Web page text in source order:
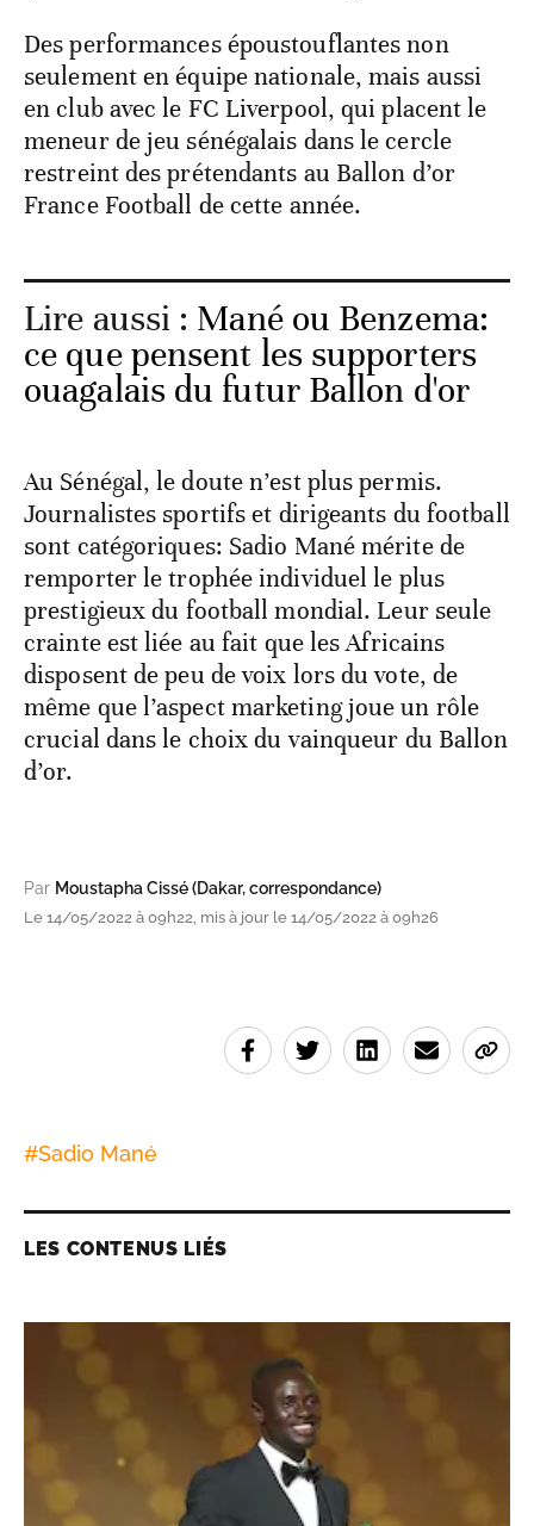
Des performances époustouflantes non
seulement en équipe nationale, mais aussi
en club avec le FC Liverpool, qui placent le
meneur de jeu sénégalais dans le cercle
restreint des prétendants au Ballon d’or
France Football de cette année.
Lire aussi : Mané ou Benzema:
ce que pensent les supporters
ouagalais du futur Ballon d'or
Au Sénégal, le doute n’est plus permis.
Journalistes sportifs et dirigeants du football
sont catégoriques: Sadio Mané mérite de
remporter le trophée individuel le plus
prestigieux du football mondial. Leur seule
crainte est liée au fait que les Africains
disposent de peu de voix lors du vote, de
même que l’aspect marketing joue un rôle
crucial dans le choix du vainqueur du Ballon
d’or.
Par Moustapha Cissé (Dakar, correspondance)
Le 14/05/2022 à 09h22, mis à jour le 14/05/2022 à 09h26
#Sadio Mané
LES CONTENUS LIÉS